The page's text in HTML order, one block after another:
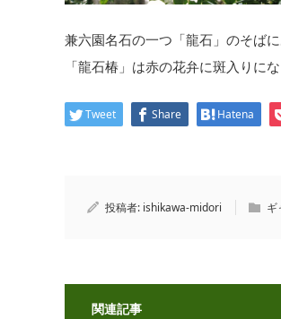
兼六園名石の一つ「龍石」のそば
「龍石椿」は赤の花弁に斑入りにな
Tweet Share Hatena
投稿者: ishikawa-midori ギ
関連記事